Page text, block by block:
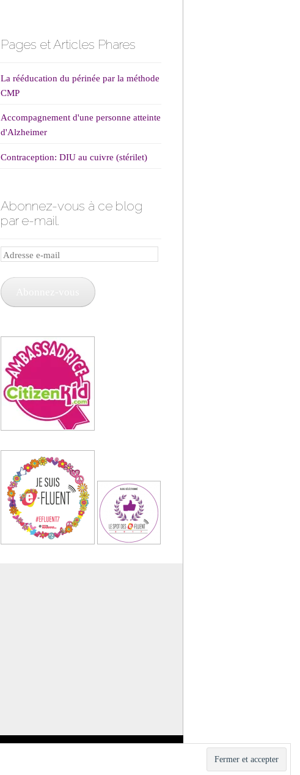
Pages et Articles Phares
La rééducation du périnée par la méthode
CMP
Accompagnement d'une personne atteinte
d'Alzheimer
Contraception: DIU au cuivre (stérilet)
Abonnez-vous à ce blog
par e-mail.
Adresse
mail